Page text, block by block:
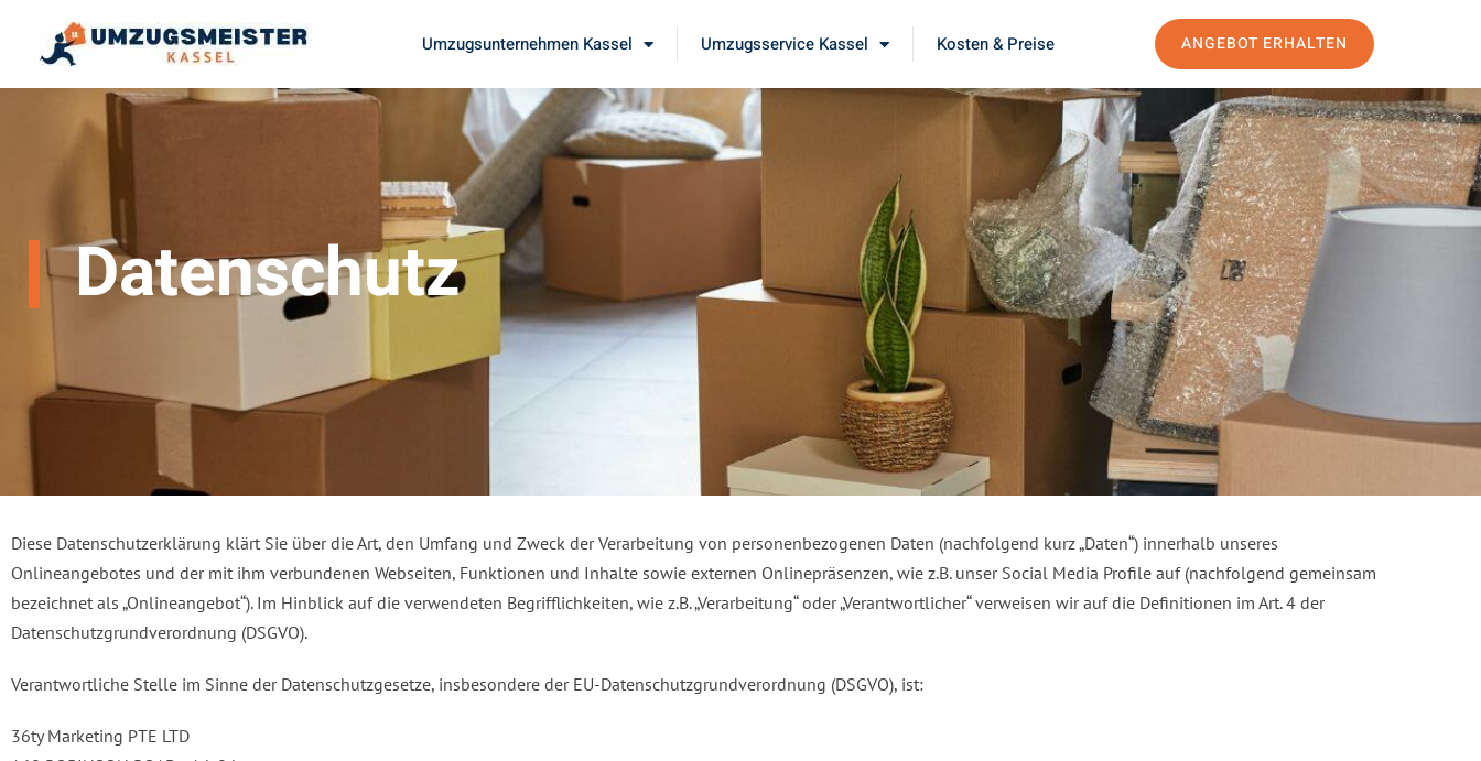
Umzugsunternehmen Kassel Umzugsservice Kassel Kosten & Preise ANGEBOT ERHALTEN
Datenschutz
Diese Datenschutzerklärung klärt Sie über die Art, den Umfang und Zweck der Verarbeitung von personenbezogenen Daten (nachfolgend kurz „Daten“) innerhalb unseres
Onlineangebotes und der mit ihm verbundenen Webseiten, Funktionen und Inhalte sowie externen Onlinepräsenzen, wie z.B. unser Social Media Profile auf (nachfolgend gemeinsam
bezeichnet als „Onlineangebot“). Im Hinblick auf die verwendeten Begrifflichkeiten, wie z.B. „Verarbeitung“ oder „Verantwortlicher“ verweisen wir auf die Definitionen im Art. 4 der
Datenschutzgrundverordnung (DSGVO).
Verantwortliche Stelle im Sinne der Datenschutzgesetze, insbesondere der EU-Datenschutzgrundverordnung (DSGVO), ist:
36ty Marketing PTE LTD